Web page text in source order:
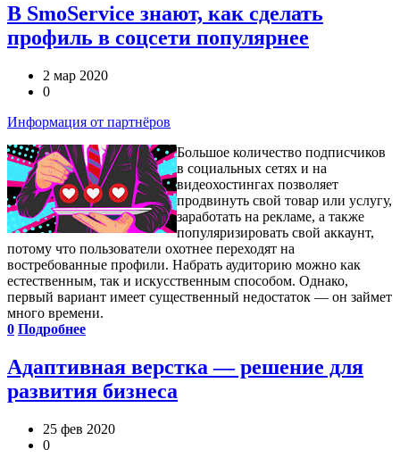
В SmoService знают, как сделать
профиль в соцсети популярнее
2 мар 2020
0
Информация от партнёров
Большое количество подписчиков
в социальных сетях и на
видеохостингах позволяет
продвинуть свой товар или услугу,
заработать на рекламе, а также
популяризировать свой аккаунт,
потому что пользователи охотнее переходят на
востребованные профили. Набрать аудиторию можно как
естественным, так и искусственным способом. Однако,
первый вариант имеет существенный недостаток — он займет
много времени.
0 Подробнее
Адаптивная верстка — решение для
развития бизнеса
25 фев 2020
0